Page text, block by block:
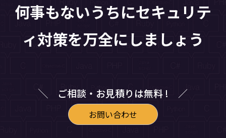
何事もないうちにセキュリテ
ィ対策を万全にしましょう
╲ ご相談・お見積りは無料 ! ／
お問い合わせ